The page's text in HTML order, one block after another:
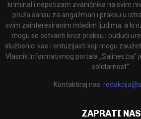
kriminal i nepotizam zvaničnika na svim
pruža šansu za angažman i praksu u
svim zainteresiranim mladim ljudima, a
mogu se ostvariti kroz praksu i budući
službenici kao i entuzijasti koji mogu
Vlasnik Informativnog portala „Salines.ba“
solidarnost“.
Kontaktiraj nas:
ZAPRATI NAS